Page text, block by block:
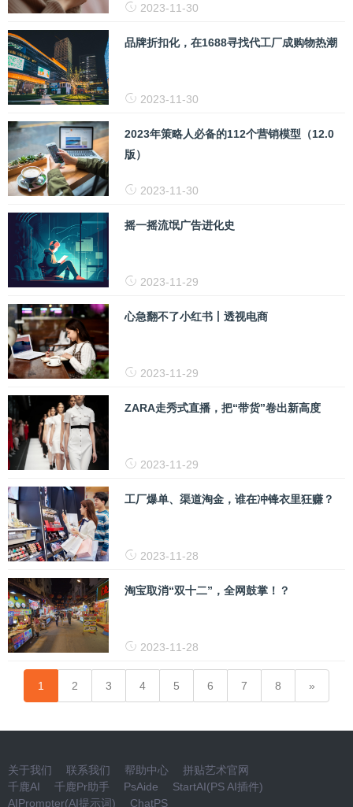
2023-11-30
品牌折扣化，在1688寻找代工厂成购物热潮
2023-11-30
2023年策略人必备的112个营销模型（12.0
版）
2023-11-30
摇一摇流氓广告进化史
2023-11-29
心急翻不了小红书丨透视电商
2023-11-29
ZARA走秀式直播，把“带货”卷出新高度
2023-11-29
工厂爆单、渠道淘金，谁在冲锋衣里狂赚？
2023-11-28
淘宝取消“双十二”，全网鼓掌！？
2023-11-28
1 2 3 4 5 6 7 8
关于我们 联系我们 帮助中心
拼贴艺术官网
千鹿AI
千鹿Pr助手 PsAide
StartAI(PS AI插件)
AIPrompter(AI提示词)
ChatPS